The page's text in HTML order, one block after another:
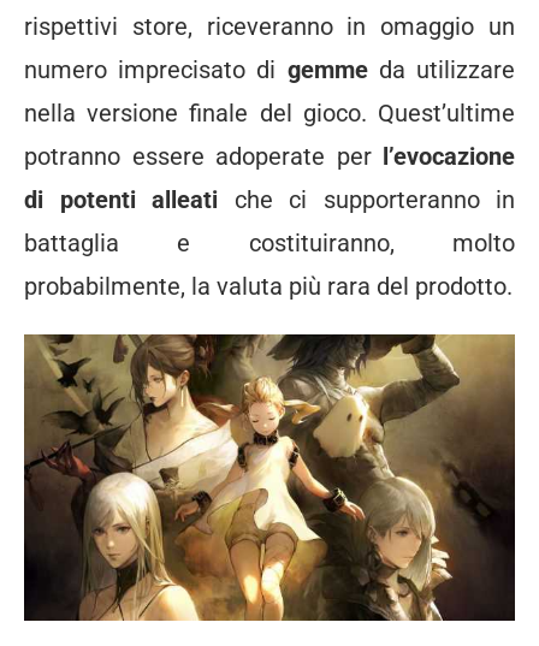
rispettivi store, riceveranno in omaggio un
numero imprecisato di gemmeda utilizzare
nella versione finale del gioco. Quest’ultime
potranno essere adoperate per l’evocazione
di potenti alleati che ci supporteranno in
battaglia e costituiranno, molto
probabilmente, la valuta più rara del prodotto.